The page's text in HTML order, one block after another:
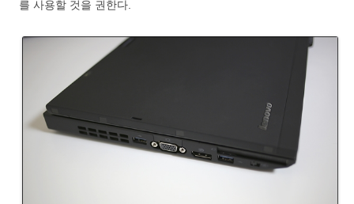
를 사용할 것을 권한다.